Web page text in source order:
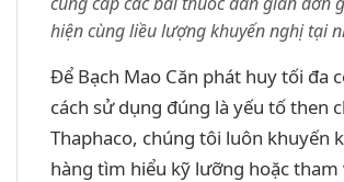
hiện cùng liều lượng khuyến nghị tại
Để Bạch Mao Căn phát huy tối đa
cách sử dụng đúng là yếu tố then
Thaphaco, chúng tôi luôn khuyến
hàng tìm hiểu kỹ lưỡng hoặc tham